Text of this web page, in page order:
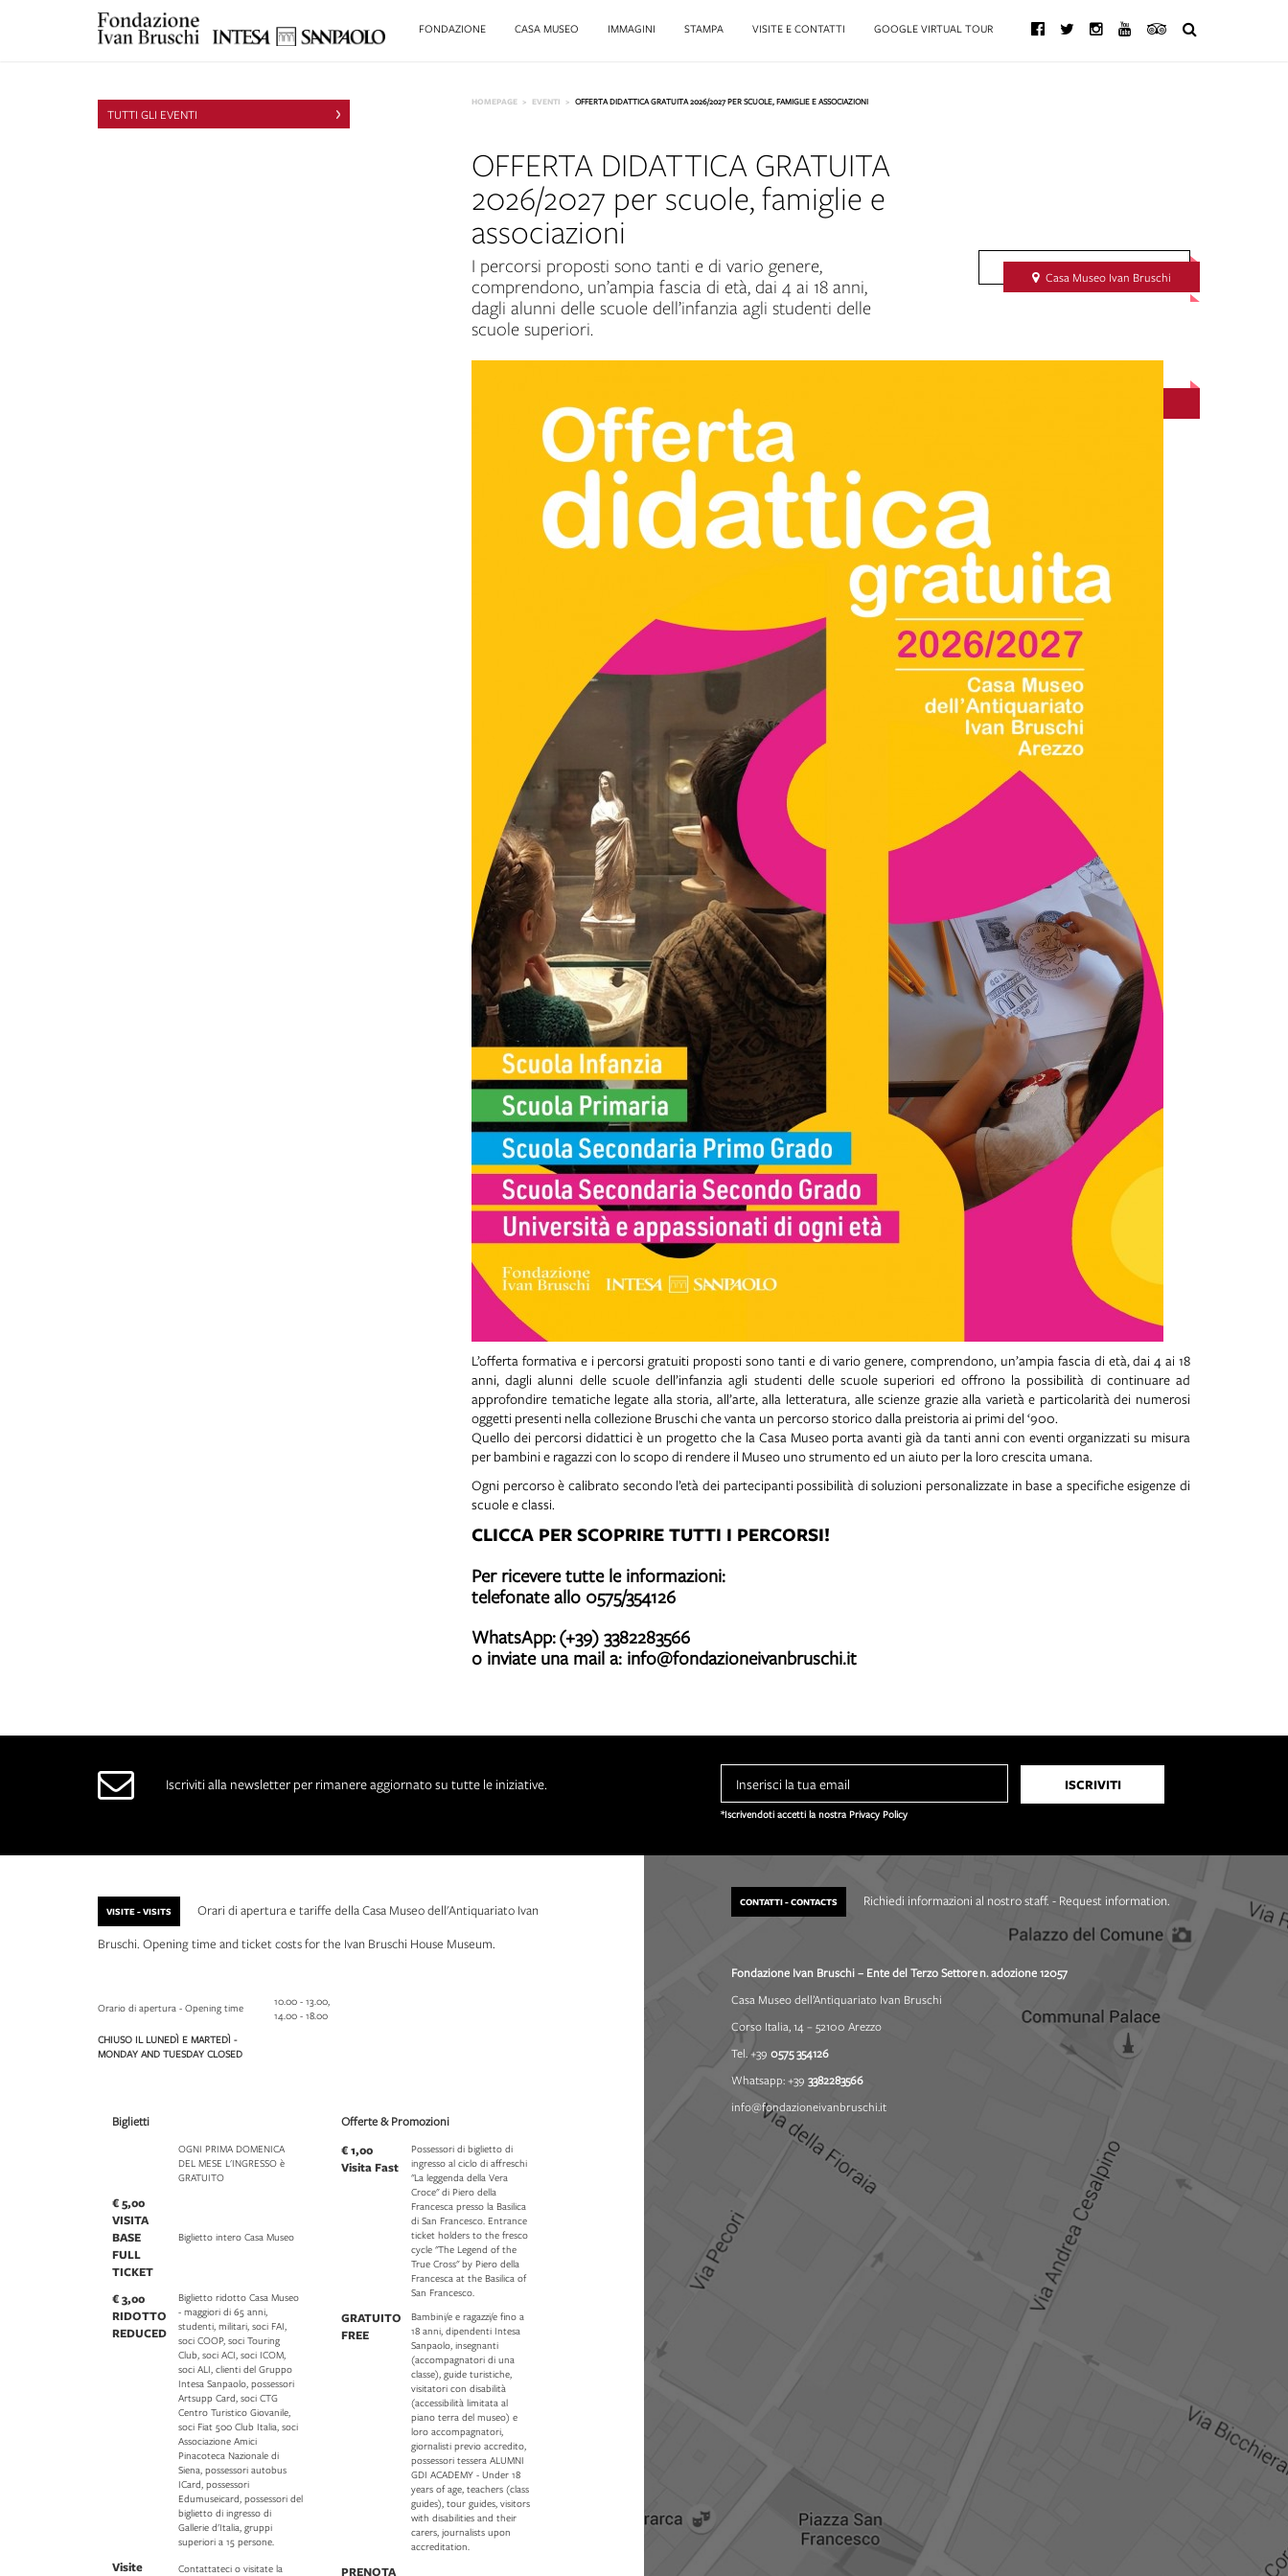
FONDAZIONE CASA MUSEO IMMAGINI STAMPA VISITE E CONTATTI GOOGLE VIRTUAL TOUR
TUTTI GLI EVENTI
HOMEPAGE EVENTI OFFERTA DIDATTICA GRATUITA 2026/2027 PER SCUOLE, FAMIGLIE E ASSOCIAZIONI
OFFERTA DIDATTICA GRATUITA
2026/2027 per scuole, famiglie e
associazioni
I percorsi proposti sono tanti e di vario genere,
comprendono, un’ampia fascia di età, dai 4 ai 18 anni,
dagli alunni delle scuole dell’infanzia agli studenti delle
scuole superiori.
Richiedi Informazioni
Casa Museo Ivan Bruschi
L’offerta formativa e i percorsi gratuiti proposti sono tanti e di vario genere, comprendono, un’ampia fascia di età, dai 4 ai 18
anni, dagli alunni delle scuole dell’infanzia agli studenti delle scuole superiori ed offrono la possibilità di continuare ad
approfondire tematiche legate alla storia, all’arte, alla letteratura, alle scienze grazie alla varietà e particolarità dei numerosi
oggetti presenti nella collezione Bruschi che vanta un percorso storico dalla preistoria ai primi del ‘900.
Quello dei percorsi didattici è un progetto che la Casa Museo porta avanti già da tanti anni con eventi organizzati su misura
per bambini e ragazzi con lo scopo di rendere il Museo uno strumento ed un aiuto per la loro crescita umana.
Ogni percorso è calibrato secondo l’età dei partecipanti possibilità di soluzioni personalizzate in base a specifiche esigenze di
scuole e classi.
CLICCA PER SCOPRIRE TUTTI I PERCORSI!
Per ricevere tutte le informazioni:
telefonate allo 0575/354126
WhatsApp: (+39) 3382283566
o inviate una mail a: info@fondazioneivanbruschi.it
Iscriviti alla newsletter per rimanere aggiornato su tutte le iniziative.
*Iscrivendoti accetti la nostra Privacy Policy
VISITE - VISITS
Orari di apertura e tariffe della Casa Museo dell'Antiquariato Ivan
Bruschi. Opening time and ticket costs for the Ivan Bruschi House Museum.
Orario di apertura - Opening time
10.00 - 13.00,
14.00 - 18.00
CHIUSO IL LUNEDÌ E MARTEDÌ -
MONDAY AND TUESDAY CLOSED
Biglietti
OGNI PRIMA DOMENICA
DEL MESE L'INGRESSO è
GRATUITO
€ 5,00
VISITA
BASE
FULL
TICKET
Biglietto intero Casa Museo
€ 3,00
RIDOTTO
REDUCED
Biglietto ridotto Casa Museo
- maggiori di 65 anni,
studenti, militari, soci FAI,
soci COOP, soci Touring
Club, soci ACI, soci ICOM,
soci ALI, clienti del Gruppo
Intesa Sanpaolo, possessori
Artsupp Card, soci CTG
Centro Turistico Giovanile,
soci Fiat 500 Club Italia, soci
Associazione Amici
Pinacoteca Nazionale di
Siena, possessori autobus
ICard, possessori
Edumuseicard, possessori del
biglietto di ingresso di
Gallerie d'Italia, gruppi
superiori a 15 persone.
Visite
Contattateci o visitate la
Offerte & Promozioni
€ 1,00
Visita Fast
Possessori di biglietto di
ingresso al ciclo di affreschi
"La leggenda della Vera
Croce" di Piero della
Francesca presso la Basilica
di San Francesco. Entrance
ticket holders to the fresco
cycle "The Legend of the
True Cross" by Piero della
Francesca at the Basilica of
San Francesco.
GRATUITO
FREE
Bambini/e e ragazzi/e fino a
18 anni, dipendenti Intesa
Sanpaolo, insegnanti
(accompagnatori di una
classe), guide turistiche,
visitatori con disabilità
(accessibilità limitata al
piano terra del museo) e
loro accompagnatori,
giornalisti previo accredito,
possessori tessera ALUMNI
GDI ACADEMY - Under 18
years of age, teachers (class
guides), tour guides, visitors
with disabilities and their
carers, journalists upon
accreditation.
PRENOTA
CONTATTI - CONTACTS Richiedi informazioni al nostro staff. - Request information.
Fondazione Ivan Bruschi – Ente del Terzo Settoren. adozione 12057
Casa Museo dell’Antiquariato Ivan Bruschi
Corso Italia, 14 – 52100 Arezzo
Tel. +390575 354126
Whatsapp: +39 3382283566
info@fondazioneivanbruschi.it